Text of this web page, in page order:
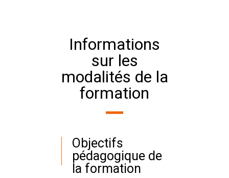
Informations
sur les
modalités de la
formation
Objectifs
pédagogique de
la formation